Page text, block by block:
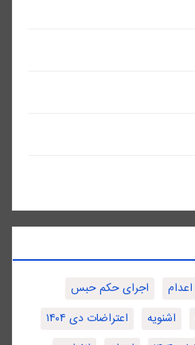
اجرای حکم حبس
اشنویه
اعتراضات دی ۱۴۰۴